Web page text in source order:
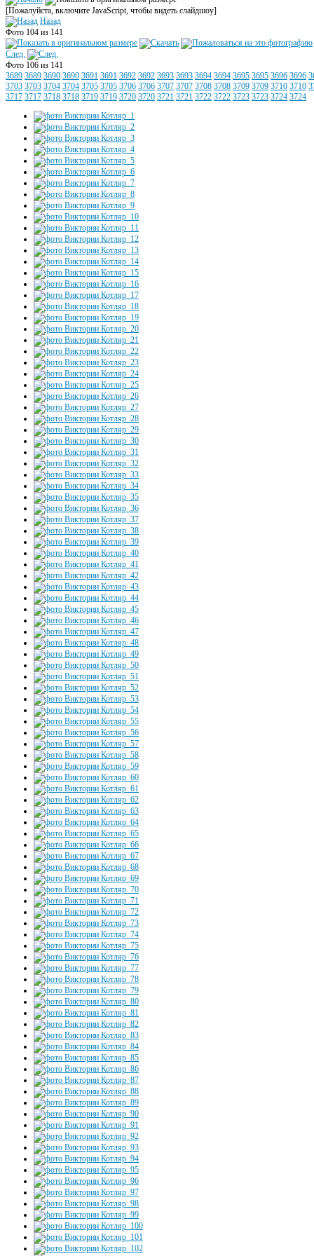
[Пожалуйста, включите JavaScript, чтобы видеть слайдшоу]
Назад
Фото 104 из 141
След.
Фото 106 из 141
3689 3689 3690 3690 3691 3691 3692 3692 3693 3693 3694 3694 3695 3695 3696 3696
3703 3703 3704 3704 3705 3705 3706 3706 3707 3707 3708 3708 3709 3709 3710 3710
3717 3717 3718 3718 3719 3719 3720 3720 3721 3721 3722 3722 3723 3723 3724 3724